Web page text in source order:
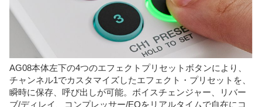
AG08本体左下の4つのエフェクトプリセットボタンにより、
チャンネル1でカスタマイズしたエフェクト・プリセットを、
瞬時に保存、呼び出しが可能。ボイスチェンジャー、リバー
ブ/ディレイ、コンプレッサー/EQをリアルタイムで自在にコ